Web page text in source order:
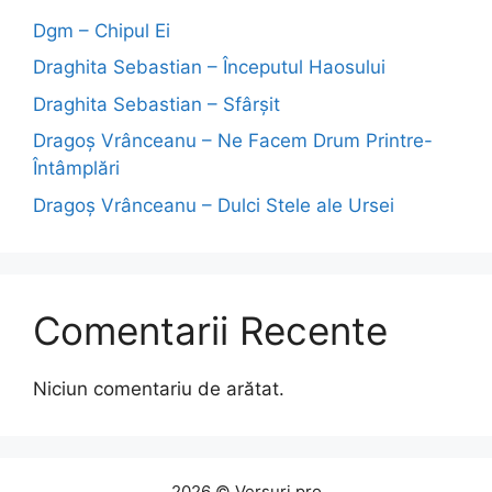
Dgm – Chipul Ei
Draghita Sebastian – Începutul Haosului
Draghita Sebastian – Sfârșit
Dragoş Vrânceanu – Ne Facem Drum Printre-
Întâmplări
Dragoş Vrânceanu – Dulci Stele ale Ursei
Comentarii Recente
Niciun comentariu de arătat.